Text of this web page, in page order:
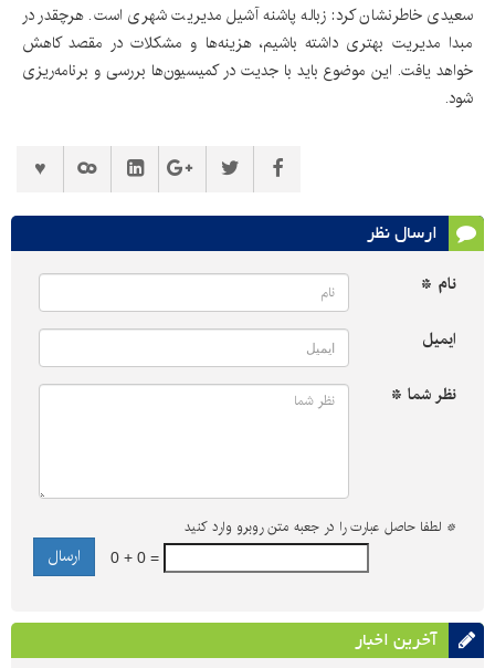
سعیدی خاطرنشان کرد: زباله پاشنه آشیل مدیریت شهری است. هرچقدر در
مبدا مدیریت بهتری داشته باشیم، هزینه‌ها و مشکلات در مقصد کاهش
خواهد یافت. این موضوع باید با جدیت در کمیسیون‌ها بررسی و برنامه‌ریزی
شود.
ارسال نظر
نام *
ایمیل
نظر شما *
* لطفا حاصل عبارت را در جعبه متن روبرو وارد کنید
0 + 0 =
آخرین اخبار